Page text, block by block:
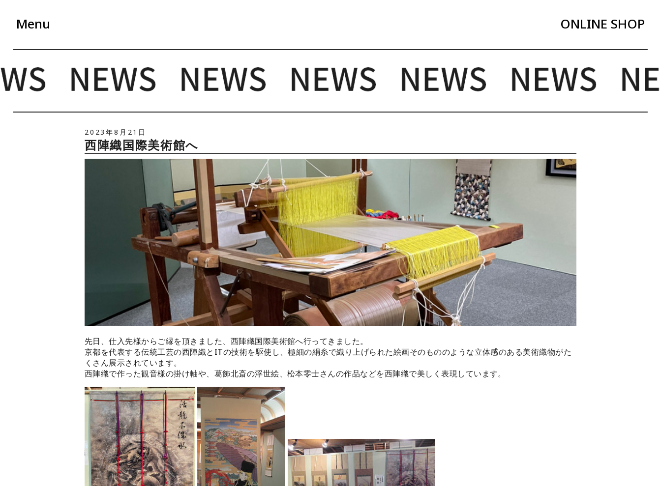
Menu ONLINE SHOP
2023年8月21日
西陣織国際美術館へ
先日、仕入先様からご縁を頂きました、 西陣織国際美術館へ行ってきました。
京都を代表する伝統工芸の西陣織とITの技術を駆使し、極細の絹糸で織り上げられた絵画そのもののような立体感のある美術織物がた
くさん展示されています。
西陣織で作った観音様の掛け軸や、葛飾北斎の浮世絵、松本零士さんの作品などを西陣織で美しく表現しています。